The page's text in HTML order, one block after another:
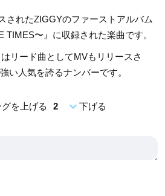
されたZIGGYのファーストアルバム
TIMES〜』に収録された楽曲です。
リード曲としてMVもリリースさ
い人気を誇るナンバーです。
を上げる 2 expand_more下げる